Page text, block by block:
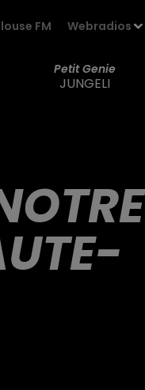
FM Webradios
Petit Genie
JUNGELI